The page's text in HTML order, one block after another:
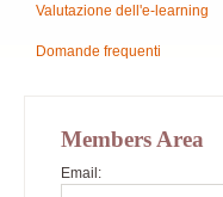
Valutazione dell'e-learning
Domande frequenti
Members Area
Email: